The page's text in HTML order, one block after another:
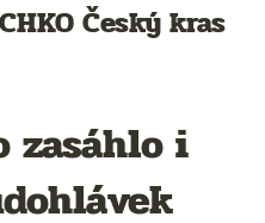
Český kras
zasáhlo i